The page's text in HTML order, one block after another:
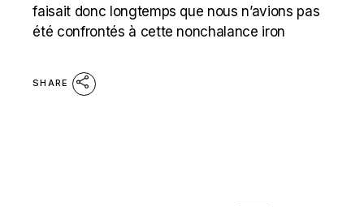
faisait donc longtemps que nous n’avions pas
été confrontés à cette nonchalance iron
SHARE